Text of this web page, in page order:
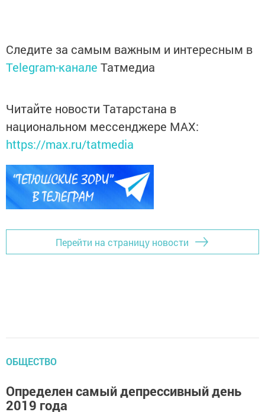
Следите за самым важным и интересным в
Telegram-канале Татмедиа
Читайте новости Татарстана в
национальном мессенджере MАХ:
https://max.ru/tatmedia
Перейти на страницу новости
ОБЩЕСТВО
Определен самый депрессивный день
2019 года